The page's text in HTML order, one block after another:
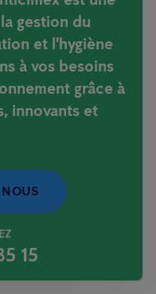
gestion du
et l'hygiène
à vos besoins
grâce à
innovants et
15